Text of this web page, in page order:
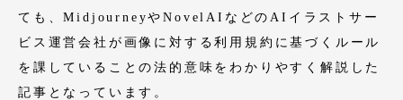
ても、MidjourneyやNovelAIなどのAIイラストサー
ビス運営会社が画像に対する利用規約に基づくルール
を課していることの法的意味をわかりやすく解説した
記事となっています。